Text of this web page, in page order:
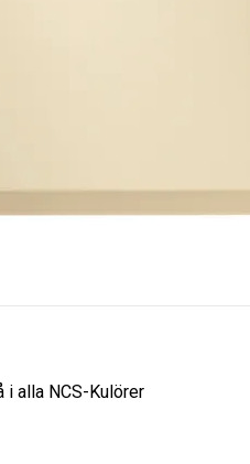
i alla NCS-Kulörer